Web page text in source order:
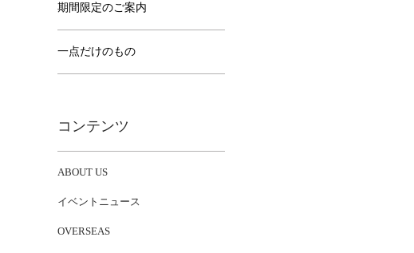
期間限定のご案内
一点だけのもの
コンテンツ
ABOUT US
イベントニュース
OVERSEAS